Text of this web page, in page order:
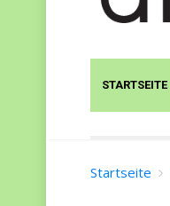
STARTSEITE
Startseite